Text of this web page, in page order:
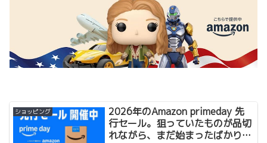
ショッピング
2026年のAmazon primeday 先
行セール。狙っていたものが品切
れながら、まだ始まったばかりだ